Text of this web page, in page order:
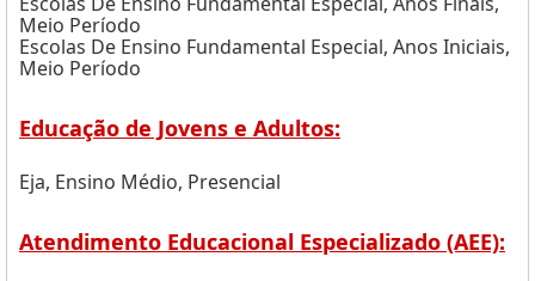
Meio Período
Escolas De Ensino Fundamental Especial, Anos Iniciais,
Meio Período
Educação de Jovens e Adultos:
Eja, Ensino Médio, Presencial
Atendimento Educacional Especializado (AEE):